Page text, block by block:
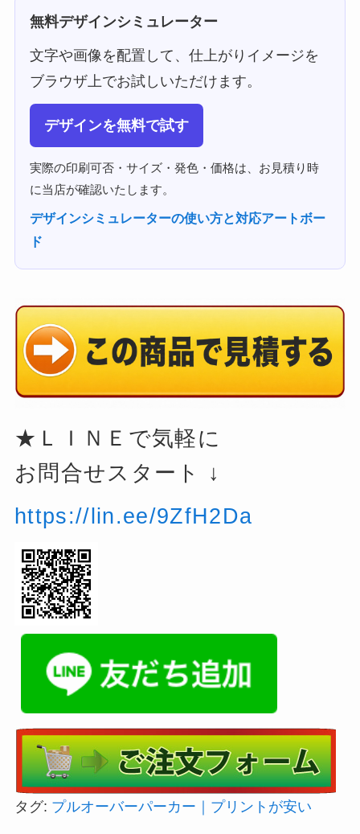
無料デザインシミュレーター
文字や画像を配置して、仕上がりイメージを
ブラウザ上でお試しいただけます。
デザインを無料で試す
実際の印刷可否・サイズ・発色・価格は、お見積り時
に当店が確認いたします。
デザインシミュレーターの使い方と対応アートボー
ド
★ＬＩＮＥで気軽に
お問合せスタート ↓
https://lin.ee/9ZfH2Da
タグ: プルオーバーパーカー｜プリントが安い